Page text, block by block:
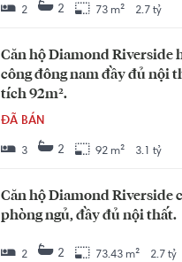
2 2 73 m² 2.7 tỷ
Căn hộ Diamond Riverside
công đông nam đầy đủ nội
tích 92m².
ĐÃ BÁN
3 2 92 m² 3.1 tỷ
Căn hộ Diamond Riverside
phòng ngủ, đầy đủ nội thất.
2 2 73.43 m² 2.7 tỷ